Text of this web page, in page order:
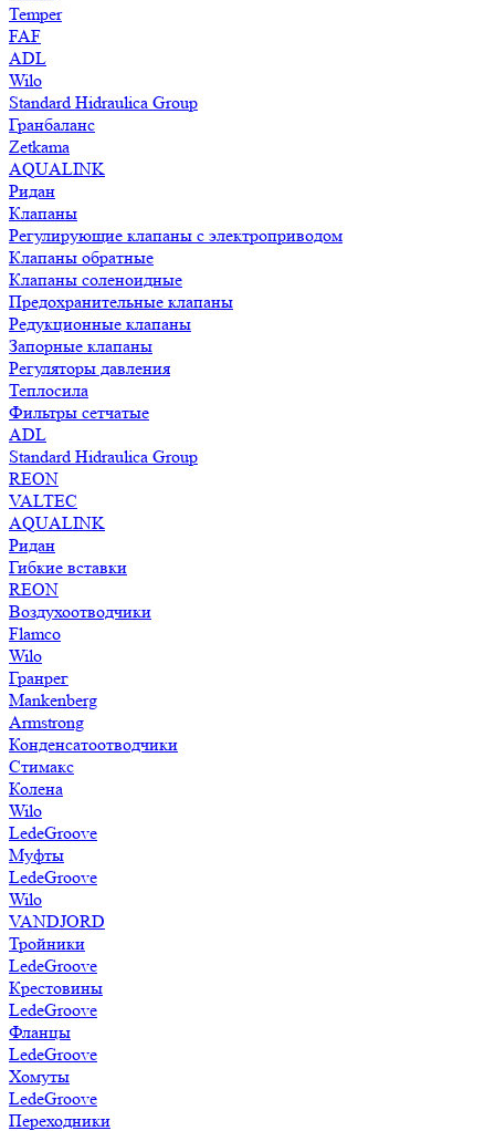
Temper
FAF
ADL
Wilo
Standard Hidraulica Group
Гранбаланс
Zetkama
AQUALINK
Ридан
Клапаны
Регулирующие клапаны с электроприводом
Клапаны обратные
Клапаны соленоидные
Предохранительные клапаны
Редукционные клапаны
Запорные клапаны
Регуляторы давления
Теплосила
Фильтры сетчатые
ADL
Standard Hidraulica Group
REON
VALTEC
AQUALINK
Ридан
Гибкие вставки
REON
Воздухоотводчики
Flamco
Wilo
Гранрег
Mankenberg
Armstrong
Конденсатоотводчики
Стимакс
Колена
Wilo
LedeGroove
Муфты
LedeGroove
Wilo
VANDJORD
Тройники
LedeGroove
Крестовины
LedeGroove
Фланцы
LedeGroove
Хомуты
LedeGroove
Переходники